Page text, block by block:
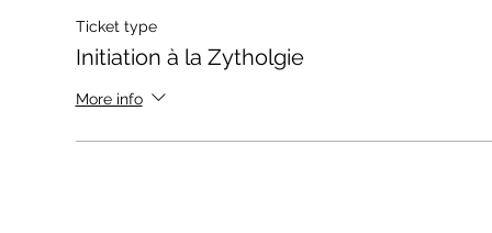
Ticket type
Initiation à la Zytholgie
More info